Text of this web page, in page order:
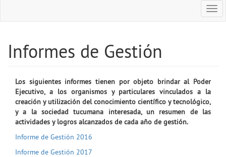
Informes de Gestión
Los siguientes informes tienen por objeto brindar al Poder
Ejecutivo, a los organismos y particulares vinculados a la
creación y utilización del conocimiento científico y tecnológico,
y a la sociedad tucumana interesada, un resumen de las
actividades y logros alcanzados de cada año de gestión.
Informe de Gestión 2016
Informe de Gestión 2017